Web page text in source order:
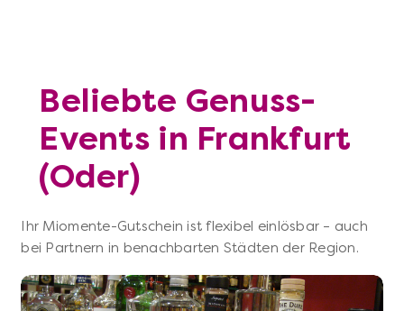
Beliebte Genuss-
Events in Frankfurt
(Oder)
Ihr Miomente-Gutschein ist flexibel einlösbar – auch
bei Partnern in benachbarten Städten der Region.